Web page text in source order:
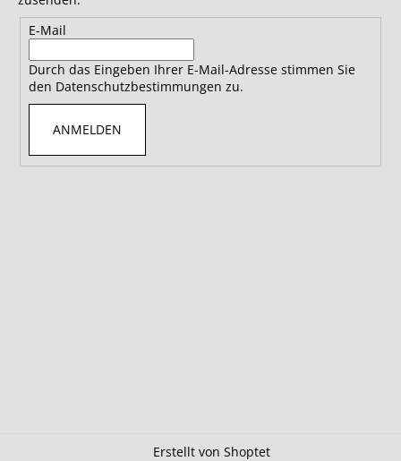
E-Mail
Durch das Eingeben Ihrer E-Mail-Adresse stimmen Sie
den Datenschutzbestimmungen zu.
ANMELDEN
Erstellt von Shoptet